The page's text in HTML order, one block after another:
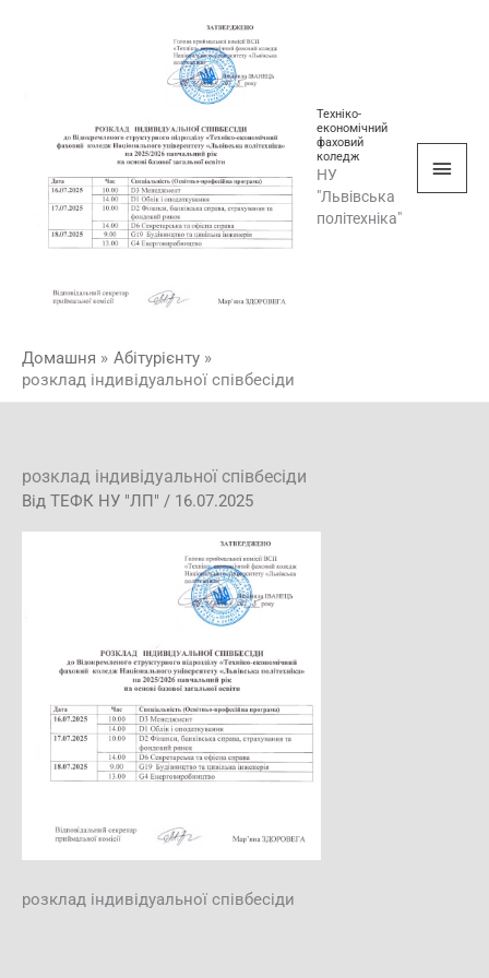
Техніко-
економічний
фаховий
коледж
НУ
"Львівська
політехніка"
Домашня
Абітурієнту
розклад індивідуальної співбесіди
розклад індивідуальної співбесіди
Від ТЕФК НУ "ЛП" / 16.07.2025
розклад індивідуальної співбесіди